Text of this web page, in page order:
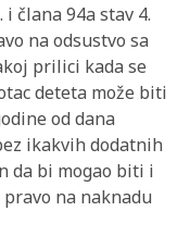
i člana 94a stav 4.
na odsustvo sa
prilici kada se
deteta može biti
od dana
ikakvih dodatnih
da bi mogao biti i
na naknadu